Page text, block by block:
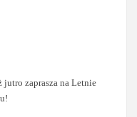
jutro zaprasza na Letnie